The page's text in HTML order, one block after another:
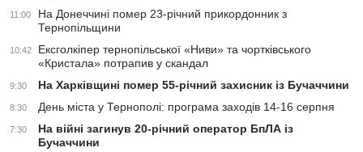
11:00
На Донеччині помер 23-річний прикордонник з
Тернопільщини
10:42
Ексголкіпер тернопільської «Ниви» та чортківського
«Кристала» потрапив у скандал
9:30 На Харківщині помер 55-річний захисник із Бучаччини
8:30 День міста у Тернополі: програма заходів 14-16 серпня
7:30
На війні загинув 20-річний оператор БпЛА із
Бучаччини